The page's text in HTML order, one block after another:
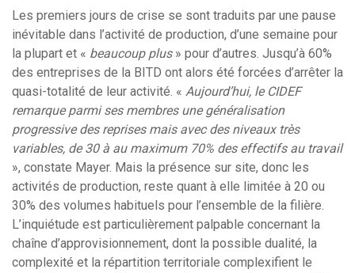
Les premiers jours de crise se sont traduits par une pause
inévitable dans l’activité de production, d’une semaine pour
la plupart et « beaucoup plus» pour d’autres. Jusqu’à 60%
des entreprises de la BITD ont alors été forcées d’arrêter la
quasi-totalité de leur activité. « Aujourd’hui, le CIDEF
remarque parmi ses membres une généralisation
progressive des reprises mais avec des niveaux très
variables, de 30 à au maximum 70% des effectifs au travail
», constate Mayer. Mais la présence sur site, donc les
activités de production, reste quant à elle limitée à 20 ou
30% des volumes habituels pour l’ensemble de la filière.
L’inquiétude est particulièrement palpable concernant la
chaîne d’approvisionnement, dont la possible dualité, la
complexité et la répartition territoriale complexifient le